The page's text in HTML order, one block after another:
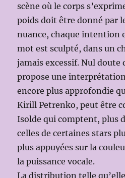
scène où le corps
poids doit être donné par
nuance, chaque intention
mot est sculpté, dans un
jamais excessif. Nul doute
propose une
encore plus approfondie
Kirill Petrenko, peut être
Isolde qui comptent, plus
celles de certaines stars
plus appuyées sur la
la puissance vocale.
La distribution telle